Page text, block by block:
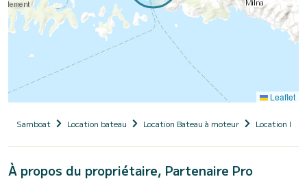
Leaflet
Samboat Location bateau Location Bateau à moteur Location
À propos du propriétaire, Partenaire Pro